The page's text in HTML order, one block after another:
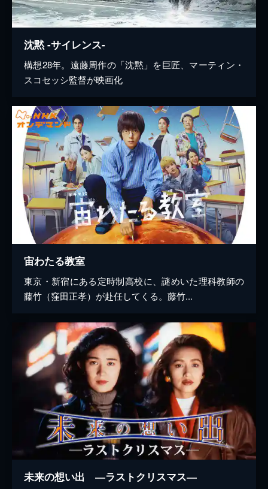
沈黙 -サイレンス-
構想28年。遠藤周作の「沈黙」を巨匠、マーティン・
スコセッシ監督が映画化
宙わたる教室
東京・新宿にある定時制高校に、謎めいた理科教師の
藤竹（窪田正孝）が赴任してくる。藤竹...
未来の想い出 ―ラストクリスマス―